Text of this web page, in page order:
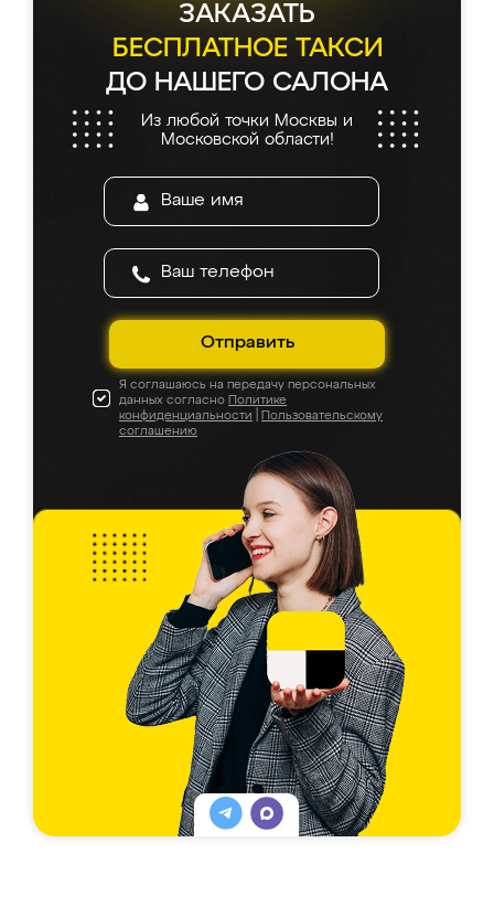
ЗАКАЗАТЬ
БЕСПЛАТНОЕ ТАКСИ
ДО НАШЕГО САЛОНА
Из любой точки Москвы и
Московской области!
Отправить
Я соглашаюсь на передачу персональных
данных согласно Политике
конфиденциальности
Пользовательскому
соглашению